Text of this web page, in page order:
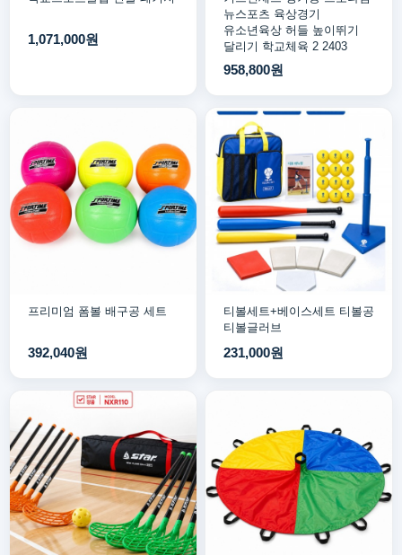
1,071,000원
뉴스포츠 육상경기
유소년육상 허들 높이뛰기
달리기 학교체육 2 2403
958,800원
프리미엄 폼볼 배구공 세트
392,040원
티볼세트+베이스세트 티볼공
티볼글러브
231,000원